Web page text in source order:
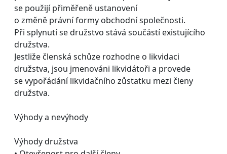
se použijí přiměřeně ustanovení
o změně právní formy obchodní společnosti.
Při splynutí se družstvo stává součástí existujícího
družstva.
Jestliže členská schůze rozhodne o likvidaci
družstva, jsou jmenováni likvidátoři a provede
se vypořádání likvidačního zůstatku mezi členy
družstva.
Výhody a nevýhody
Výhody družstva